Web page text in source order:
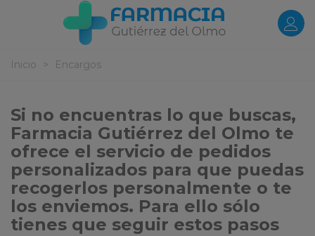
Inicio > Encargos
Si no encuentras lo que buscas,
Farmacia Gutiérrez del Olmo te
ofrece el servicio de pedidos
personalizados para que puedas
recogerlos personalmente o te
los enviemos. Para ello sólo
tienes que seguir estos pasos